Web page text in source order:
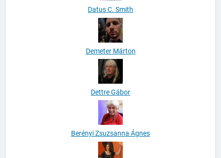
Datus C. Smith
Demeter Márton
Dettre Gábor
Berényi Zsuzsanna Ágnes